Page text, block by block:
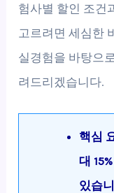
험사별 할인 조건
고르려면 세심한
실경험을 바탕으
려드리겠습니다.
핵심
대
있습